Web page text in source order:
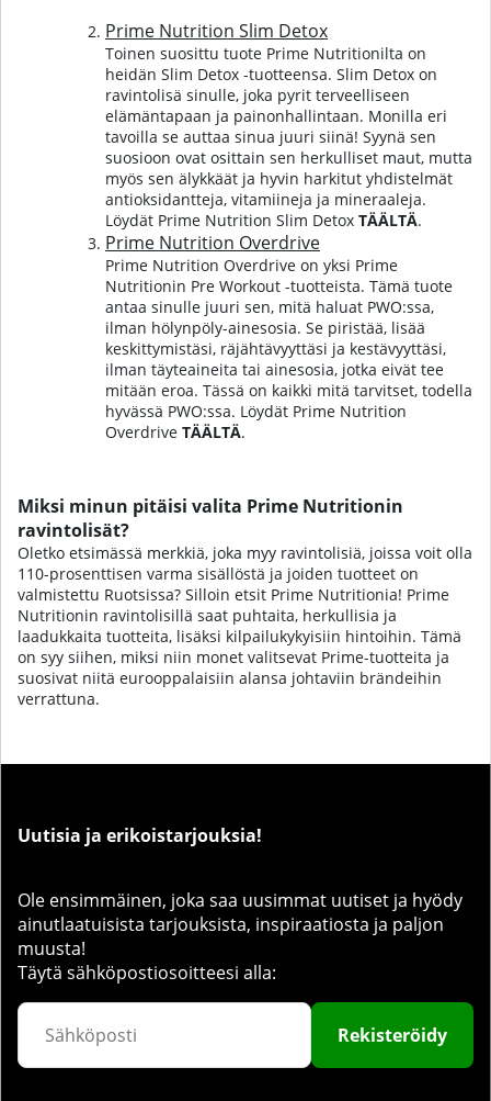
Prime Nutrition Slim Detox
Toinen suosittu tuote Prime Nutritionilta on
heidän Slim Detox -tuotteensa. Slim Detox on
ravintolisä sinulle, joka pyrit terveelliseen
elämäntapaan ja painonhallintaan. Monilla eri
tavoilla se auttaa sinua juuri siinä! Syynä sen
suosioon ovat osittain sen herkulliset maut, mutta
myös sen älykkäät ja hyvin harkitut yhdistelmät
antioksidantteja, vitamiineja ja mineraaleja.
Löydät Prime Nutrition Slim Detox TÄÄLTÄ.
Prime Nutrition Overdrive
Prime Nutrition Overdrive on yksi Prime
Nutritionin Pre Workout -tuotteista. Tämä tuote
antaa sinulle juuri sen, mitä haluat PWO:ssa,
ilman hölynpöly-ainesosia. Se piristää, lisää
keskittymistäsi, räjähtävyyttäsi ja kestävyyttäsi,
ilman täyteaineita tai ainesosia, jotka eivät tee
mitään eroa. Tässä on kaikki mitä tarvitset, todella
hyvässä PWO:ssa. Löydät Prime Nutrition
Overdrive TÄÄLTÄ.
Miksi minun pitäisi valita Prime Nutritionin
ravintolisät?
Oletko etsimässä merkkiä, joka myy ravintolisiä, joissa voit olla
110-prosenttisen varma sisällöstä ja joiden tuotteet on
valmistettu Ruotsissa? Silloin etsit Prime Nutritionia! Prime
Nutritionin ravintolisillä saat puhtaita, herkullisia ja
laadukkaita tuotteita, lisäksi kilpailukykyisiin hintoihin. Tämä
on syy siihen, miksi niin monet valitsevat Prime-tuotteita ja
suosivat niitä eurooppalaisiin alansa johtaviin brändeihin
verrattuna.
Uutisia ja erikoistarjouksia!
Ole ensimmäinen, joka saa uusimmat uutiset ja hyödy
ainutlaatuisista tarjouksista, inspiraatiosta ja paljon
muusta!
Täytä sähköpostiosoitteesi alla:
Rekisteröidy